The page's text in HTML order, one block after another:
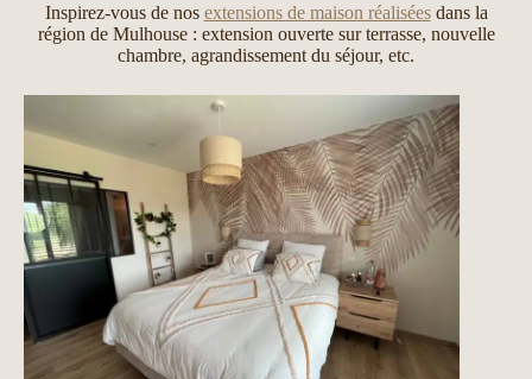
Inspirez-vous de nos extensions de maison réaliséesdans la
région de Mulhouse : extension ouverte sur terrasse, nouvelle
chambre, agrandissement du séjour, etc.